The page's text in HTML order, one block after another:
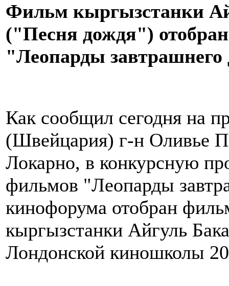
Фильм кыргызстанки
("Песня дождя")
"Леопарды
Как сообщил сегодня на
(Швейцария) г-н Оливье
Локарно, в конкурсную
фильмов "Леопарды
кинофорума отобран
кыргызстанки Айгуль
Лондонской киношколы